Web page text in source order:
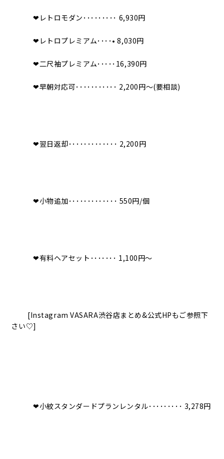
❤︎レトロモダン･････････ 6,930円
❤︎レトロプレミアム････• 8,030円
❤︎二尺袖プレミアム･････16,390円
❤︎早朝対応可･･･････････ 2,200円〜(要相談)
❤︎翌日返却･････････････ 2,200円
❤︎小物追加･････････････ 550円/個
❤︎有料ヘアセット･･･････ 1,100円〜
[Instagram VASARA渋谷店まとめ&公式HPもご参照下
さい♡]
❤︎小紋スタンダードプランレンタル･････････ 3,278円